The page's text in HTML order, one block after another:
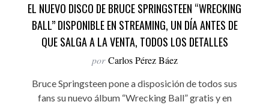
EL NUEVO DISCO DE BRUCE SPRINGSTEEN “WRECKING
BALL” DISPONIBLE EN STREAMING, UN DÍA ANTES DE
QUE SALGA A LA VENTA, TODOS LOS DETALLES
por Carlos Pérez Báez
Bruce Springsteen pone a disposición de todos sus
fans su nuevo álbum “Wrecking Ball” gratis y en